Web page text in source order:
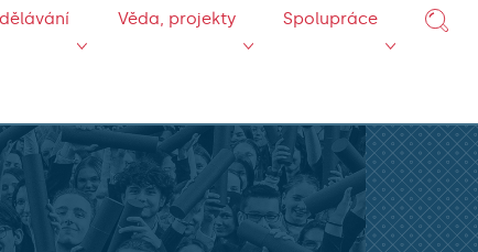
Věda, projekty Spolupráce